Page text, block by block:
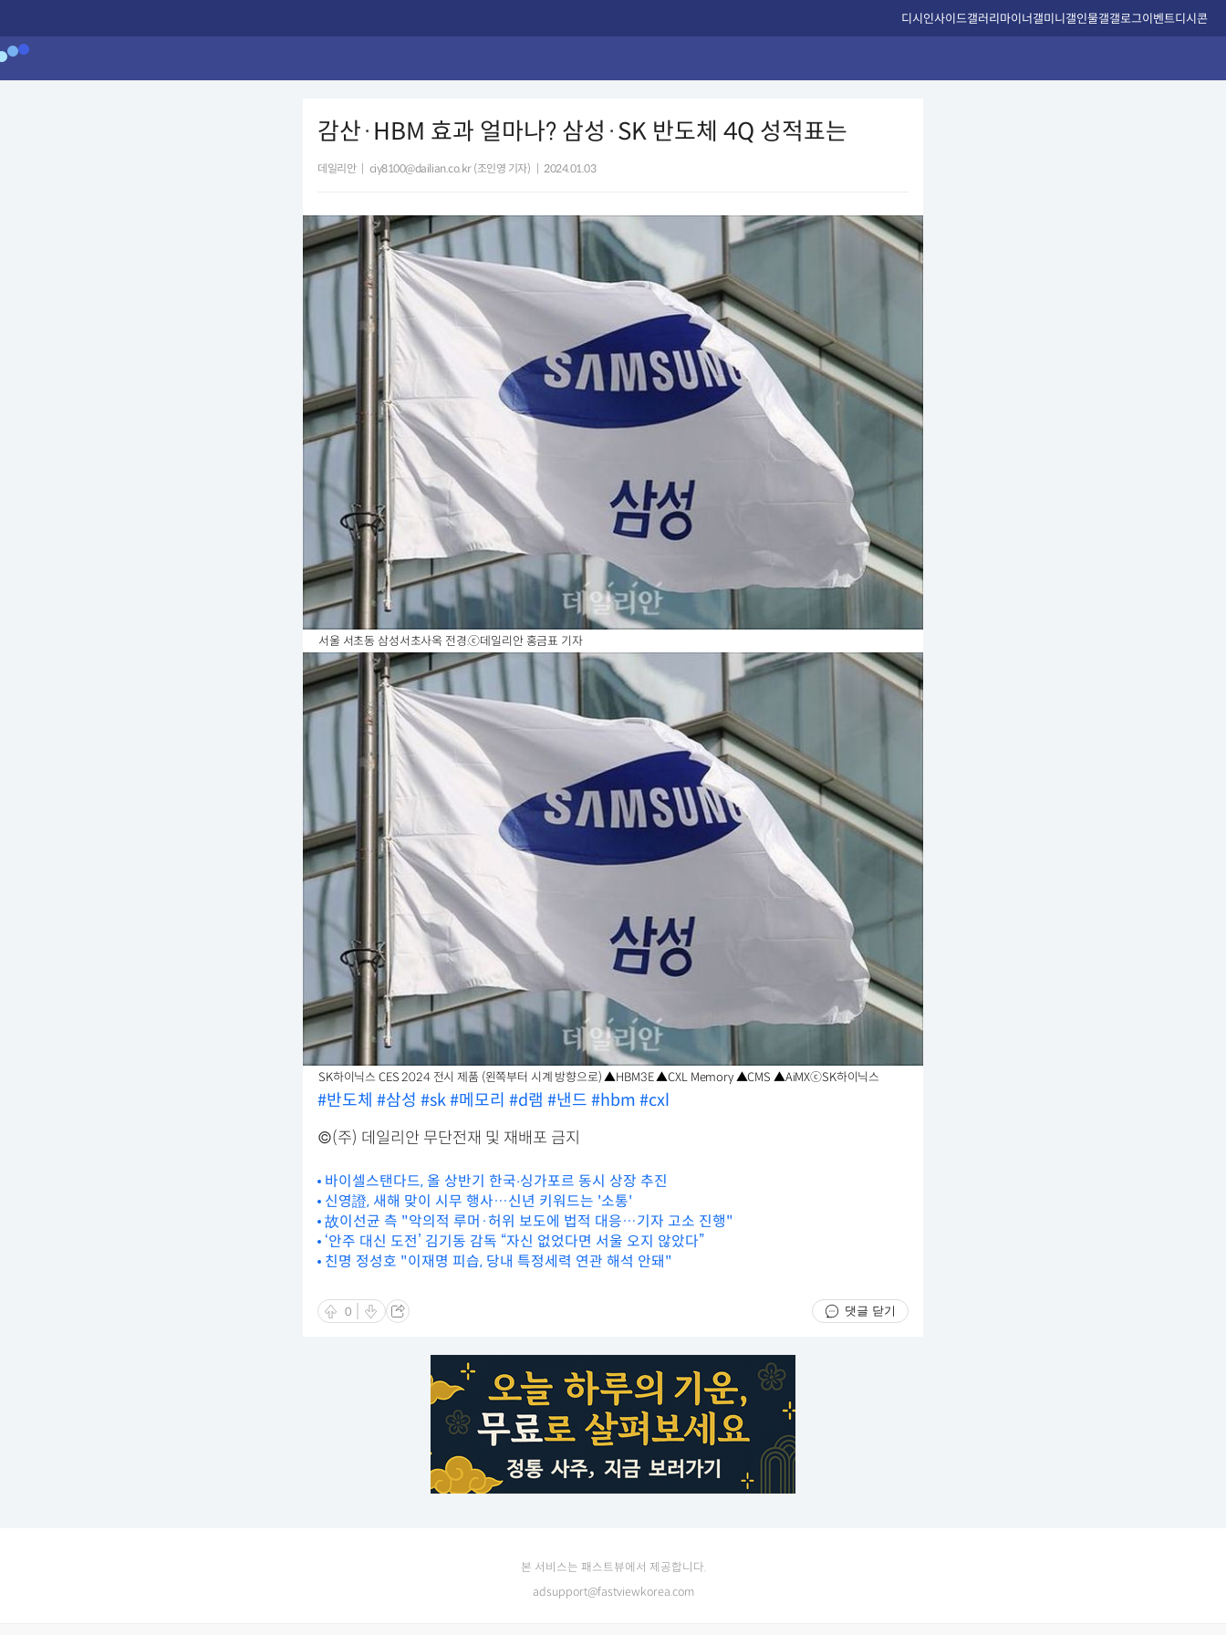
디시인사이드갤러리마이너갤미니갤인물갤갤로그이벤트디시콘
감산·HBM 효과 얼마나? 삼성·SK 반도체 4Q 성적표는
데일리안 ciy8100@dailian.co.kr (조인영 기자) 2024.01.03
서울 서초동 삼성서초사옥 전경.ⓒ데일리안 홍금표 기자
SK하이닉스 CES 2024 전시 제품 (왼쪽부터 시계 방향으로) ▲HBM3E ▲CXL Memory ▲CMS ▲AiMXⓒSK하이닉스
#반도체 #삼성 #sk#메모리 #d램 #낸드 #hbm #cxl
©(주) 데일리안 무단전재 및 재배포 금지
바이셀스탠다드, 올 상반기 한국‧싱가포르 동시 상장 추진
신영證, 새해 맞이 시무 행사…신년 키워드는 '소통'
故이선균 측 "악의적 루머·허위 보도에 법적 대응…기자 고소 진행"
‘안주 대신 도전’ 김기동 감독 “자신 없었다면 서울 오지 않았다”
친명 정성호 "이재명 피습, 당내 특정세력 연관 해석 안돼"
0 댓글 닫기
본 서비스는 패스트뷰에서 제공합니다.
adsupport@fastviewkorea.com